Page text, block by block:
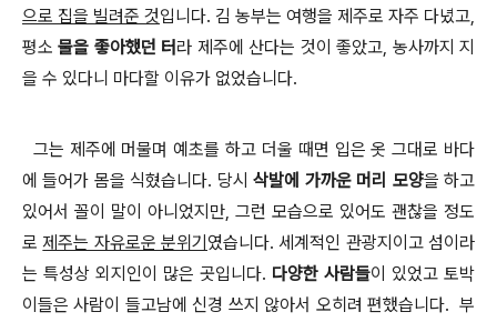
으로 집을 빌려준 것입니다. 김 농부는 여행을 제주로 자주 다녔고,
평소물을 좋아했던 터 라 제주에 산다는 것이 좋았고, 농사까지 지
을 수 있다니 마다할 이유가 없었습니다.
그는 제주에 머물며 예초를 하고 더울 때면 입은 옷 그대로 바다
에 들어가 몸을 식혔습니다. 당시삭발에 가까운 머리 모양을 하고
있어서 꼴이 말이 아니었지만, 그런 모습으로 있어도 괜찮을 정도
로 제주는 자유로운 분위기였습니다.세계적인 관광지이고 섬이라
는 특성상 외지인이 많은 곳입니다. 다양한 사람들이 있었고 토박
이들은 사람이 들고남에 신경 쓰지 않아서 오히려 편했습니다. 부